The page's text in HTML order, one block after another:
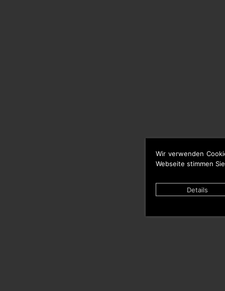
Wir verwenden
Webseite stimmen
Details